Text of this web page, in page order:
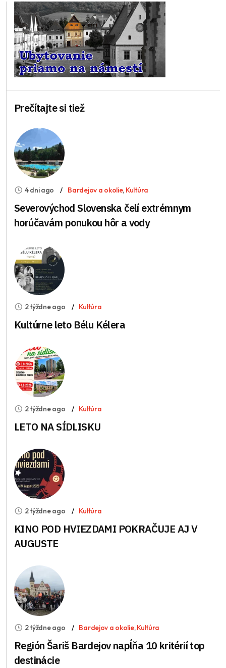
Prečítajte si tiež
4 dni ago Bardejov a okolie, Kultúra
Severovýchod Slovenska čelí extrémnym
horúčavám ponukou hôr a vody
2 týždne ago Kultúra
Kultúrne leto Bélu Kélera
2 týždne ago Kultúra
LETO NA SÍDLISKU
2 týždne ago Kultúra
KINO POD HVIEZDAMI POKRAČUJE AJ V
AUGUSTE
2 týždne ago Bardejov a okolie,Kultúra
Región Šariš Bardejov napĺňa 10 kritérií top
destinácie